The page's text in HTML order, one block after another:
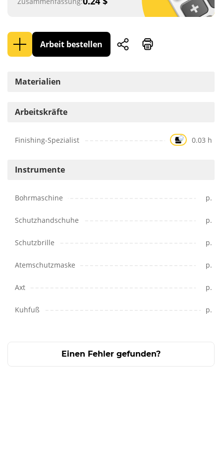
Materialien
Arbeitskräfte
Finishing-Spezialist 0.03 h
Instrumente
Bohrmaschine p.
Schutzhandschuhe p.
Schutzbrille p.
Atemschutzmaske p.
Axt p.
Kuhfuß p.
Arbeit bestellen
Einen Fehler gefunden?